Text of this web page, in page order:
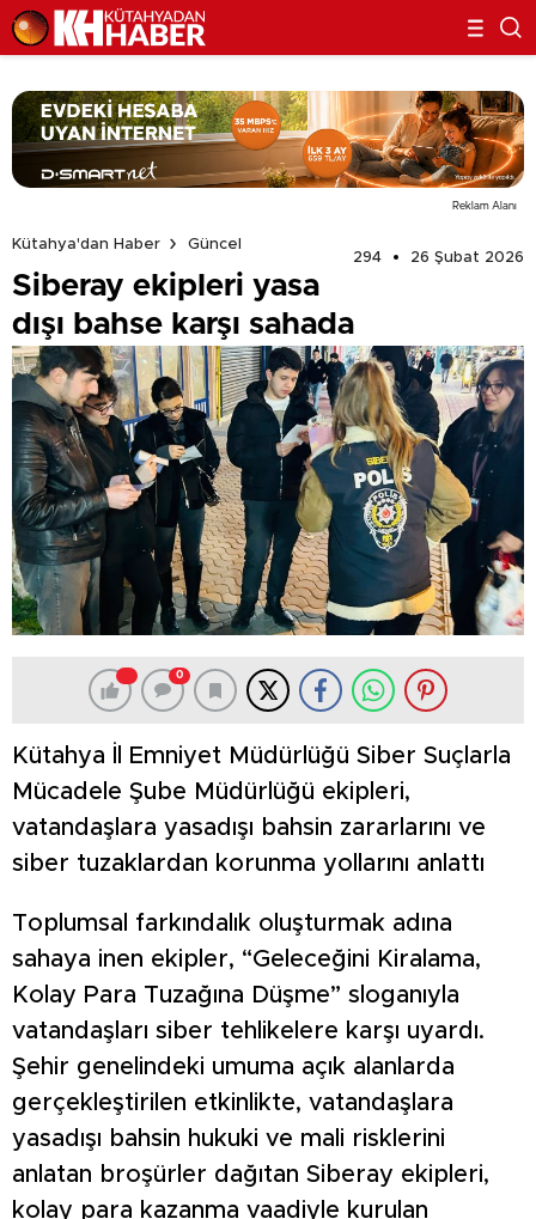
Reklam Alanı
Kütahya'dan Haber
Güncel
294
26 Şubat 2026
Siberay ekipleri yasa
dışı bahse karşı sahada
0
Kütahya İl Emniyet Müdürlüğü Siber Suçlarla
Mücadele Şube Müdürlüğü ekipleri,
vatandaşlara yasadışı bahsin zararlarını ve
siber tuzaklardan korunma yollarını anlattı
Toplumsal farkındalık oluşturmak adına
sahaya inen ekipler, “Geleceğini Kiralama,
Kolay Para Tuzağına Düşme” sloganıyla
vatandaşları siber tehlikelere karşı uyardı.
Şehir genelindeki umuma açık alanlarda
gerçekleştirilen etkinlikte, vatandaşlara
yasadışı bahsin hukuki ve mali risklerini
anlatan broşürler dağıtan Siberay ekipleri,
kolay para kazanma vaadiyle kurulan